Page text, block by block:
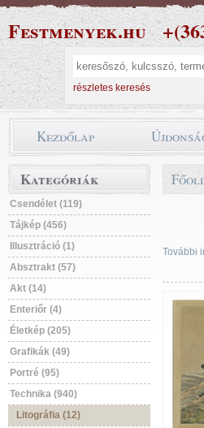
Festmenyek.hu
részletes keresés
Kezdőlap
Kategóriák
Csendélet (119)
Tájkép (456)
Illusztráció (1)
Absztrakt (57)
Akt (14)
Enteriőr (4)
Életkép (205)
Grafikák (49)
Portré (95)
Technika (940)
Litográfia (12)
További